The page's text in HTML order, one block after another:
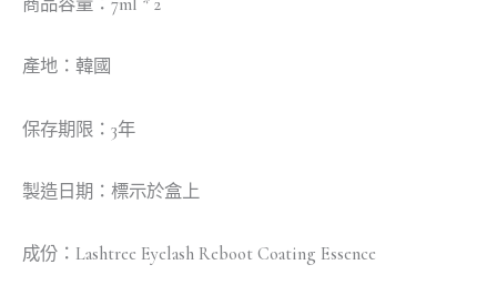
商品容量：7ml * 2
產地：韓國
保存期限：3年
製造日期：標示於盒上
成份：Lashtree Eyelash Reboot Coating Essence